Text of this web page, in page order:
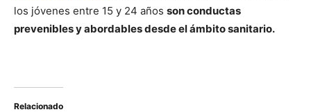
los jóvenes entre 15 y 24 años son conductas
prevenibles y abordables desde el ámbito sanitario.
Relacionado